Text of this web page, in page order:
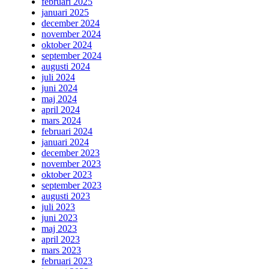
januari 2025
december 2024
november 2024
oktober 2024
september 2024
augusti 2024
juli 2024
juni 2024
maj 2024
april 2024
mars 2024
februari 2024
januari 2024
december 2023
november 2023
oktober 2023
september 2023
augusti 2023
juli 2023
juni 2023
maj 2023
april 2023
mars 2023
februari 2023